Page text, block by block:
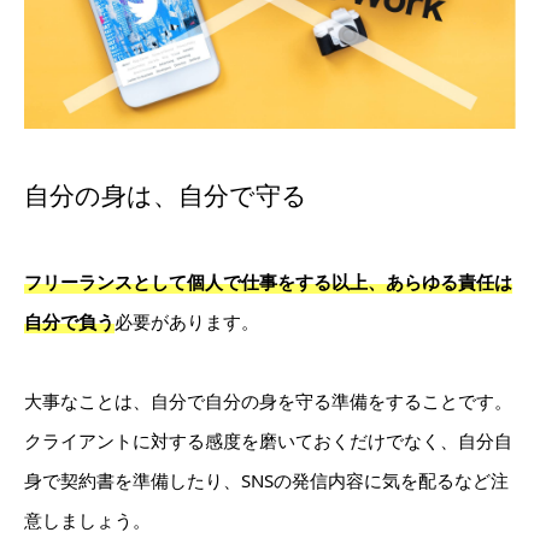
自分の身は、自分で守る
フリーランスとして個人で仕事をする以上、あらゆる責任は
自分で負う必要があります。
大事なことは、自分で自分の身を守る準備をすることです。
クライアントに対する感度を磨いておくだけでなく、自分自
身で契約書を準備したり、SNSの発信内容に気を配るなど注
意しましょう。